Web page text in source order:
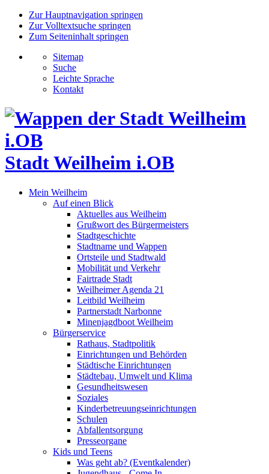
Zur Hauptnavigation springen
Zur Volltextsuche springen
Zum Seiteninhalt springen
Sitemap
Suche
Leichte Sprache
Kontakt
Stadt Weilheim i.OB
Mein Weilheim
Auf einen Blick
Aktuelles aus Weilheim
Grußwort des Bürgermeisters
Stadtgeschichte
Stadtname und Wappen
Ortsteile und Stadtwald
Mobilität und Verkehr
Fairtrade Stadt
Weilheimer Agenda 21
Leitbild Weilheim
Partnerstadt Narbonne
Minenjagdboot Weilheim
Bürgerservice
Rathaus, Stadtpolitik
Einrichtungen und Behörden
Städtische Einrichtungen
Städtebau, Umwelt und Klima
Gesundheitswesen
Soziales
Kinderbetreuungseinrichtungen
Schulen
Abfallentsorgung
Presseorgane
Kids und Teens
Was geht ab? (Eventkalender)